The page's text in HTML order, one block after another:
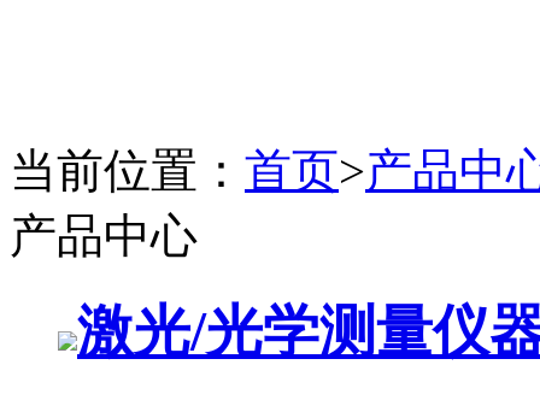
当前位置： 首页>产品中
产品中心
激光/光学测量仪